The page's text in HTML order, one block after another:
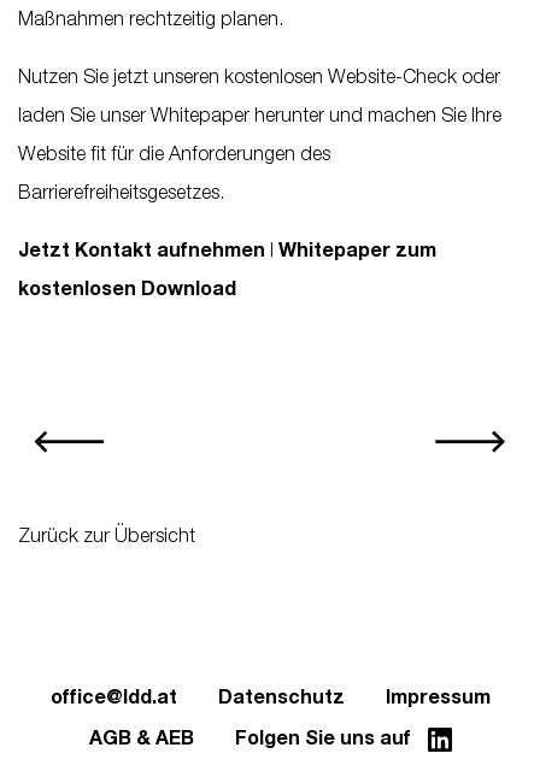
Maßnahmen rechtzeitig planen.
Nutzen Sie jetzt unseren kostenlosen Website-Check oder
laden Sie unser Whitepaper herunter und machen Sie Ihre
Website fit für die Anforderungen des
Barrierefreiheitsgesetzes.
Jetzt Kontakt aufnehmen
Whitepaper zum
kostenlosen Download
Zurück zur Übersicht
office@ldd.at Datenschutz Impressum
AGB & AEB Folgen Sie uns auf